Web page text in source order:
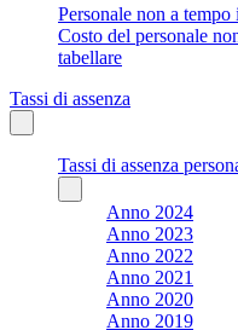
Personale non a
Costo del personale
tabellare
Tassi di assenza
Tassi di assenza
Anno 2024
Anno 2023
Anno 2022
Anno 2021
Anno 2020
Anno 2019